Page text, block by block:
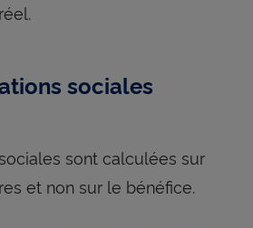
sociales
sont calculées sur
et non sur le bénéfice.